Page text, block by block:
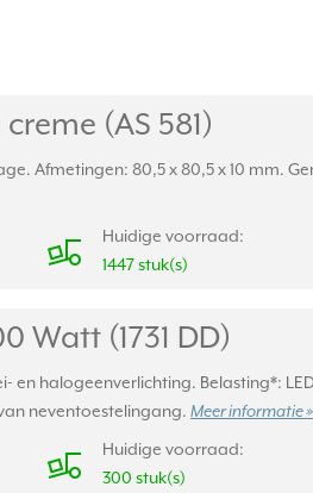
(AS 581)
Afmetingen: 80,5 x 80,5 x 10 mm.
Huidige voorraad:
1447 stuk(s)
Watt (1731 DD)
en halogeenverlichting. Belasting*:
neventoestelingang. Meer informatie »
Huidige voorraad:
300 stuk(s)